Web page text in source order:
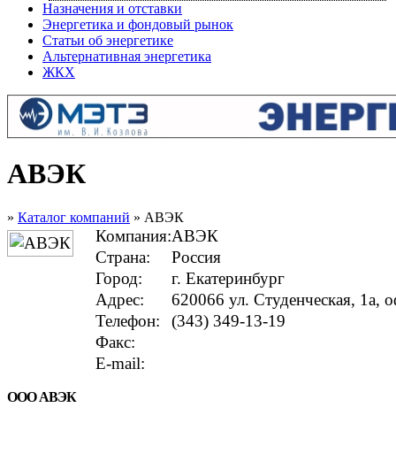
Назначения и отставки
Энергетика и фондовый рынок
Статьи об энергетике
Альтернативная энергетика
ЖКХ
АВЭК
» Каталог компаний » АВЭК
Компания:АВЭК
Страна:
Россия
Город:
г. Екатеринбург
Адрес:
620066 ул. Студенческая, 1а,
Телефон:
(343) 349-13-19
Факс:
E-mail:
ООО АВЭК